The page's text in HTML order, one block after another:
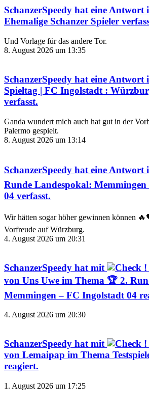
SchanzerSpeedy hat eine Antwort
Ehemalige Schanzer Spieler
Und Vorlage für das andere Tor.
8. August 2026 um 13:35
SchanzerSpeedy hat eine Antwort
Spieltag | FC Ingolstadt :
verfasst.
Ganda wundert mich auch hat gut in der
Palermo gespielt.
8. August 2026 um 13:14
SchanzerSpeedy hat eine Antwort
Runde Landespokal:
04 verfasst.
Wir hätten sogar höher gewinnen können
Vorfreude auf Würzburg.
4. August 2026 um 20:31
SchanzerSpeedy hat mit
von Uns Uwe im Thema 🏆 2.
Memmingen – FC Ingolstadt 04
4. August 2026 um 20:30
SchanzerSpeedy hat mit
von Lemaipap im Thema
reagiert.
1. August 2026 um 17:25